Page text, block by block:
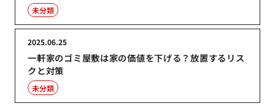
未分類
一軒家のゴミ屋敷は家の価値を下げる？放置するリス
クと対策
2025.06.25
未分類